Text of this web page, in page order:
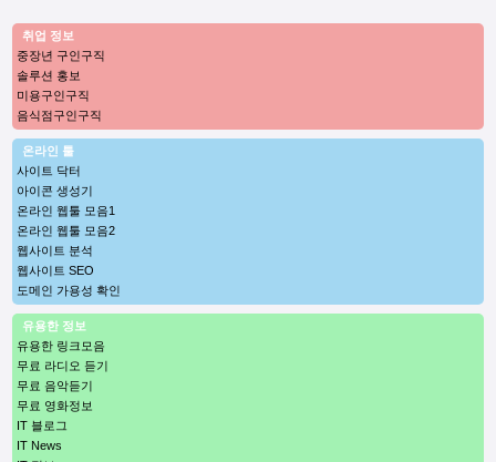
취업 정보
중장년 구인구직
솔루션 홍보
미용구인구직
음식점구인구직
온라인 툴
사이트 닥터
아이콘 생성기
온라인 웹툴 모음1
온라인 웹툴 모음2
웹사이트 분석
웹사이트 SEO
도메인 가용성 확인
유용한 정보
유용한 링크모음
무료 라디오 듣기
무료 음악듣기
무료 영화정보
IT 블로그
IT News